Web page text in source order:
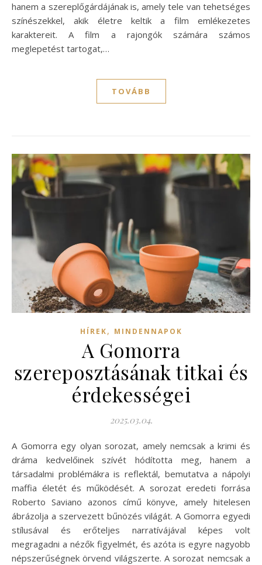
hanem a szereplőgárdájának is, amely tele van tehetséges
színészekkel, akik életre keltik a film emlékezetes
karaktereit. A film a rajongók számára számos
meglepetést tartogat,…
TOVÁBB
HÍREK, MINDENNAPOK
A Gomorra
szereposztásának titkai és
érdekességei
2025.03.04.
A Gomorra egy olyan sorozat, amely nemcsak a krimi és
dráma kedvelőinek szívét hódította meg, hanem a
társadalmi problémákra is reflektál, bemutatva a nápolyi
maffia életét és működését. A sorozat eredeti forrása
Roberto Saviano azonos című könyve, amely hitelesen
ábrázolja a szervezett bűnözés világát. A Gomorra egyedi
stílusával és erőteljes narratívájával képes volt
megragadni a nézők figyelmét, és azóta is egyre nagyobb
népszerűségnek örvend világszerte. A sorozat nemcsak a